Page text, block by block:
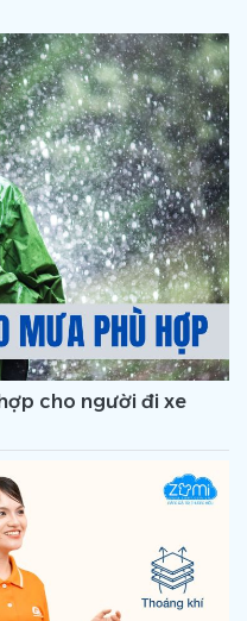
cho người đi xe